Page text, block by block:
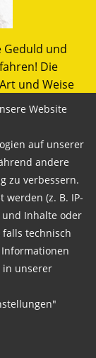
Geduld und
Die
und Weise
wie du
Fahrt.
war
und
Website
auf unserer
andere
zu verbessern.
werden (z. B. IP-
und Inhalte oder
technisch
in unserer